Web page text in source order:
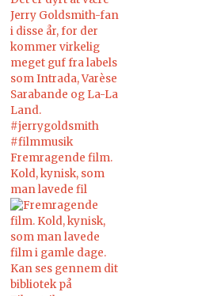
Fremragende film.
Kold, kynisk, som
man lavede fil